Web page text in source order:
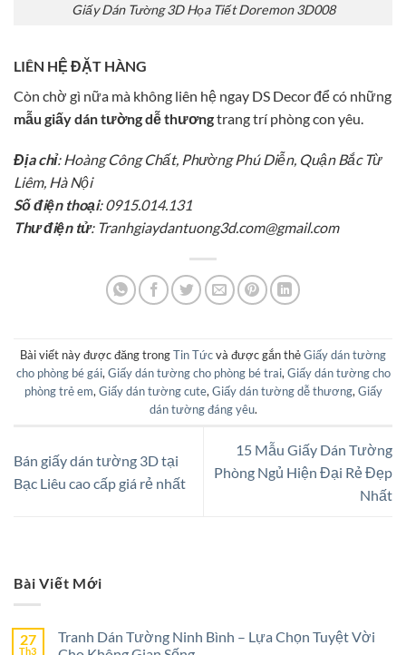
Giấy Dán Tường 3D Họa Tiết Doremon 3D008
LIÊN HỆ ĐẶT HÀNG
Còn chờ gì nữa mà không liên hệ ngay DS Decor để có những
mẫu giấy dán tường dễ thươngtrang trí phòng con yêu.
Địa chỉ: Hoàng Công Chất, Phường Phú Diễn, Quận Bắc Từ
Liêm, Hà Nội
Số điện thoại: 0915.014.131
Thư điện tử: Tranhgiaydantuong3d.com@gmail.com
Bài viết này được đăng trongTin Tứcvà được gắn thẻGiấy dán tường
cho phòng bé gái, Giấy dán tường cho phòng bé trai, Giấy dán tường cho
phòng trẻ em, Giấy dán tường cute, Giấy dán tường dễ thương, Giấy
dán tường đáng yêu.
Bán giấy dán tường 3D tại
Bạc Liêu cao cấp giá rẻ nhất
15 Mẫu Giấy Dán Tường
Phòng Ngủ Hiện Đại Rẻ Đẹp
Nhất
Bài Viết Mới
27
Th3
Tranh Dán Tường Ninh Bình – Lựa Chọn Tuyệt Vời